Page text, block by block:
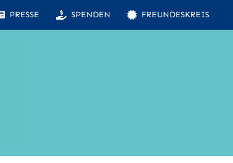
PRESSE SPENDEN FREUNDESKREIS